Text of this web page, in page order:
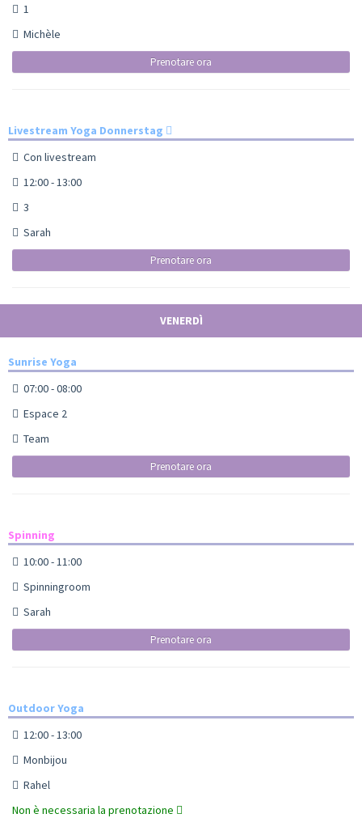
1
Michèle
Prenotare ora
Livestream Yoga Donnerstag
Con livestream
12:00 - 13:00
3
Sarah
Prenotare ora
VENERDÌ
Sunrise Yoga
07:00 - 08:00
Espace 2
Team
Prenotare ora
Spinning
10:00 - 11:00
Spinningroom
Sarah
Prenotare ora
Outdoor Yoga
12:00 - 13:00
Monbijou
Rahel
Non è necessaria la prenotazione